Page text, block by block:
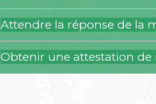
Attendre la réponse de la
Obtenir une attestation de